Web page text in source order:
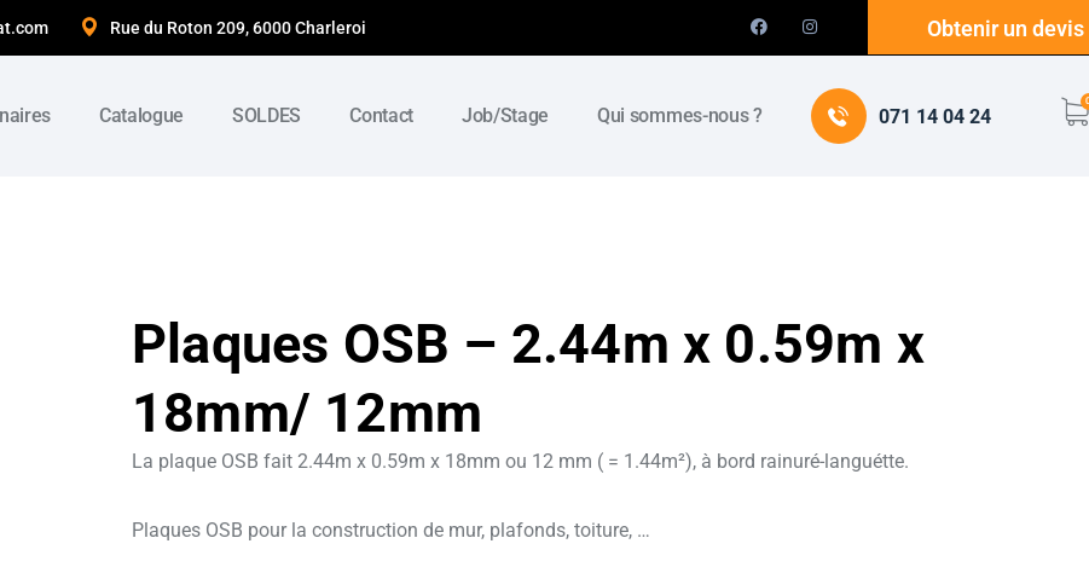
Rue du Roton 209, 6000 Charleroi Obtenir un devis
Catalogue SOLDES Contact Job/Stage Qui sommes-nous ? 071 14 04 24
Plaques OSB – 2.44m x 0.59m x
18mm/ 12mm
La plaque OSB fait 2.44m x 0.59m x 18mm ou 12 mm ( = 1.44m²), à bord rainuré-languétte.
Plaques OSB pour la construction de mur, plafonds, toiture, …